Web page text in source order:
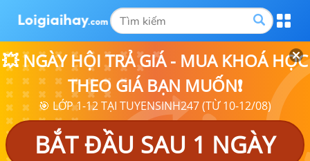
💥 NGÀY HỘI TRẢ GIÁ - MUA KHOÁ HỌC
THEO GIÁ BẠN MUỐN❗
🎯 LỚP 1-12 TẠI TUYENSINH247 (TỪ 10-12/08)
BẮT ĐẦU SAU 1 NGÀY